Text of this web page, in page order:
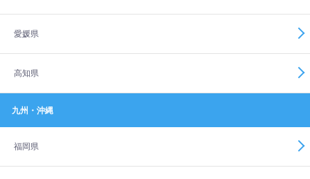
愛媛県
高知県
九州・沖縄
福岡県